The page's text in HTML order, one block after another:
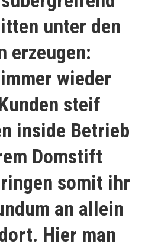
unter den
erzeugen:
wieder
steif
inside Betrieb
Domstift
somit ihr
an allein
Hier man